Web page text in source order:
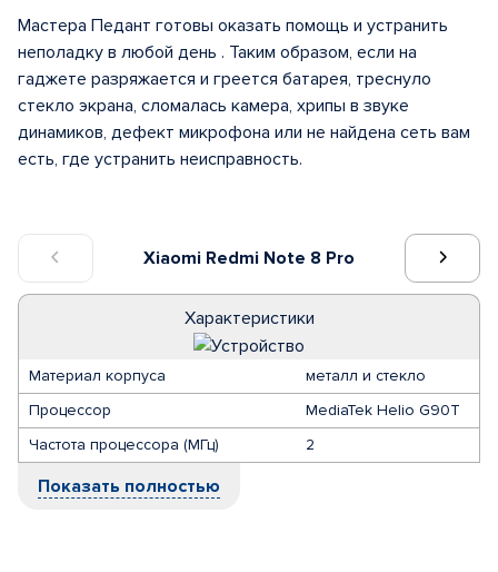
Xiaomi Redmi Note 8 Pro
Характеристики
Материал корпуса
металл и стекло
Процессор
MediaTek Helio G90T
Частота процессора (МГц)
2
Показать полностью
Мастера Педант готовы оказать помощь и устранить
неполадку в любой день . Таким образом, если на
гаджете разряжается и греется батарея, треснуло
стекло экрана, сломалась камера, хрипы в звуке
динамиков, дефект микрофона или не найдена сеть вам
есть, где устранить неисправность.